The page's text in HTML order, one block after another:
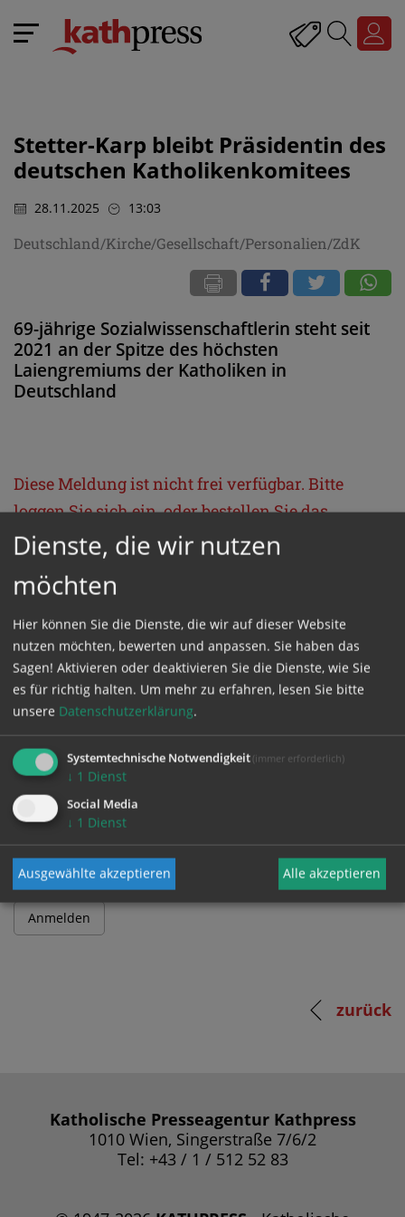
Stetter-Karp bleibt Präsidentin des
deutschen Katholikenkomitees
28.11.2025 13:03
Deutschland/Kirche/Gesellschaft/Personalien/ZdK
69-jährige Sozialwissenschaftlerin steht seit
2021 an der Spitze des höchsten
Laiengremiums der Katholiken in
Deutschland
Diese Meldung ist nicht frei verfügbar. Bitte
loggen Sie sich ein, oder bestellen Sie das
ProduktKathpress_online.
GESCHÜTZTER BEREICH
Bitte melden Sie sich mit Ihrem Benutzernamen
und Passwort an.
Benutzername
Passwort
zurück
Katholische Presseagentur Kathpress
1010 Wien, Singerstraße 7/6/2
Tel: +43 / 1 / 512 52 83
Dienste, die wir nutzen
möchten
Hier können Sie die Dienste, die wir auf dieser Website
nutzen möchten, bewerten und anpassen. Sie haben das
Sagen! Aktivieren oder deaktivieren Sie die Dienste, wie Sie
es für richtig halten. Um mehr zu erfahren, lesen Sie bitte
unsere Datenschutzerklärung.
Systemtechnische Notwendigkeit (immer erforderlich)
↓ 1 Dienst
Social Media
↓ 1 Dienst
Ausgewählte akzeptieren Alle akzeptieren